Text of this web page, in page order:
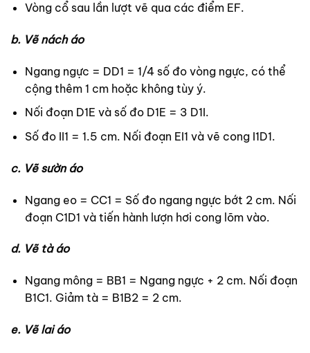
Vòng cổ sau lần lượt vẽ qua các điểm EF.
b. Vẽ nách áo
Ngang ngực = DD1 = 1/4 số đo vòng ngực, có thể
cộng thêm 1 cm hoặc không tùy ý.
Nối đoạn D1E và số đo D1E = 3 D1I.
Số đo II1 = 1.5 cm. Nối đoạn EI1 và vẽ cong I1D1.
c. Vẽ sườn áo
Ngang eo = CC1 = Số đo ngang ngực bớt 2 cm. Nối
đoạn C1D1 và tiến hành lượn hơi cong lõm vào.
d. Vẽ tà áo
Ngang mông = BB1 = Ngang ngực + 2 cm. Nối đoạn
B1C1. Giảm tà = B1B2 = 2 cm.
e. Vẽ lai áo